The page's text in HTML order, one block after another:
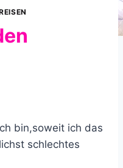
bin,soweit ich das
schlechtes